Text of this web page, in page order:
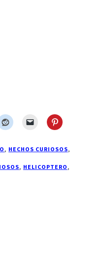
, HECHOS CURIOSOS,
, HELICOPTERO,